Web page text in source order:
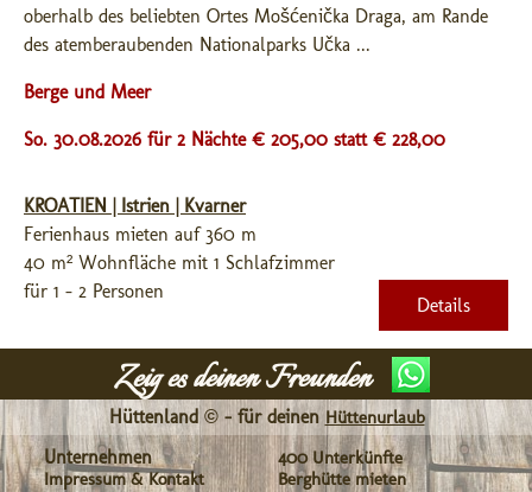
oberhalb des beliebten Ortes Mošćenička Draga, am Rande
des atemberaubenden Nationalparks Učka ...
Berge und Meer
So. 30.08.2026 für 2 Nächte € 205,00 statt € 228,00
KROATIEN | Istrien | Kvarner
Ferienhaus mieten auf 360 m
40 m² Wohnfläche mit 1 Schlafzimmer
für 1 - 2 Personen
Details
Zeig es deinen Freunden
Hüttenland © - für deinen Hüttenurlaub
Unternehmen
Impressum & Kontakt
400 Unterkünfte
Berghütte mieten